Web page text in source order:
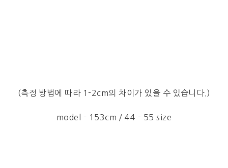
(측정 방법에 따라 1-2cm의 차이가 있을 수 있습니다.)
model - 153cm / 44 - 55 size